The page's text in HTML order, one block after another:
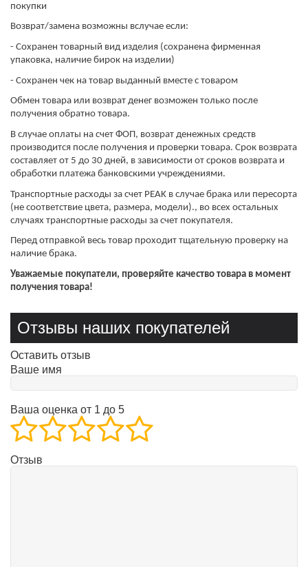
покупки
Возврат/замена возможны вслучае если:
- Сохранен товарный вид изделия (сохранена фирменная
упаковка, наличие бирок на изделии)
- Сохранен чек на товар выданный вместе с товаром
Обмен товара или возврат денег возможен только после
получения обратно товара.
​​​​​​​В случае оплаты на счет ФОП, возврат денежных средств
производится после получения и проверки товара. Срок возврата
составляет от 5 до 30 дней, в зависимости от сроков возврата и
обработки платежа банковскими учреждениями.
Транспортные расходы за счет PEAK в случае брака или пересорта
(не соответствие цвета, размера, модели)., во всех остальных
случаях транспортные расходы за счет покупателя.
Перед отправкой весь товар проходит тщательную проверку на
наличие брака.
Уважаемые покупатели, проверяйте качество товара в момент
получения товара!
Отзывы наших покупателей
Оставить отзыв
Ваше имя
Ваша оценка от 1 до 5
Отзыв